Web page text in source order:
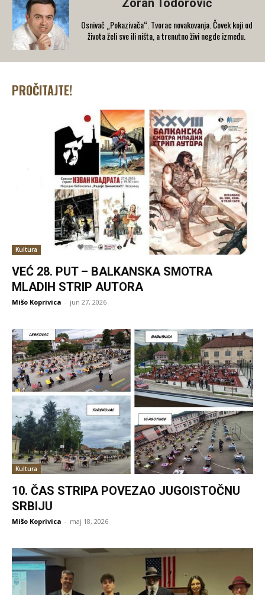
Zoran Todorović
Osnivač „Pokazivača“. Tvorac novakovanja. Čovek koji od
života želi sve ili ništa, a trenutno živi negde između.
PROČITAJTE!
Kultura
VEĆ 28. PUT – BALKANSKA SMOTRA
MLADIH STRIP AUTORA
Mišo Koprivica - jun 27, 2026
Kultura
10. ČAS STRIPA POVEZAO JUGOISTOČNU
SRBIJU
Mišo Koprivica - maj 18, 2026